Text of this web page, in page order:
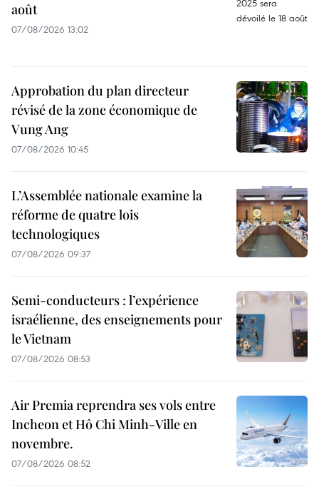
août
07/08/2026 13:02
Approbation du plan directeur
révisé de la zone économique de
Vung Ang
07/08/2026 10:45
L’Assemblée nationale examine la
réforme de quatre lois
technologiques
07/08/2026 09:37
Semi-conducteurs : l’expérience
israélienne, des enseignements pour
le Vietnam
07/08/2026 08:53
Air Premia reprendra ses vols entre
Incheon et Hô Chi Minh-Ville en
novembre.
07/08/2026 08:52